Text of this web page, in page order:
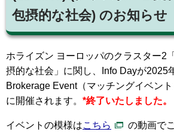
包摂的な社会) のお知らせ
ホライズン ヨーロッパのクラスター2
摂的な社会」に関し、Info Dayが2025
Brokerage Event（マッチングイベント
に開催されます。 *終了いたしました。
イベントの模様はこちら の動画で